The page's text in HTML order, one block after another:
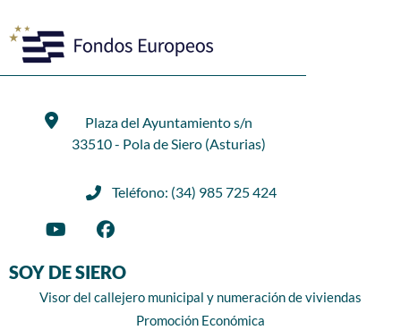
Plaza del Ayuntamiento s/n
33510 - Pola de Siero (Asturias)
Teléfono: (34) 985 725 424
SOY DE SIERO
Visor del callejero municipal y numeración de viviendas
Promoción Económica